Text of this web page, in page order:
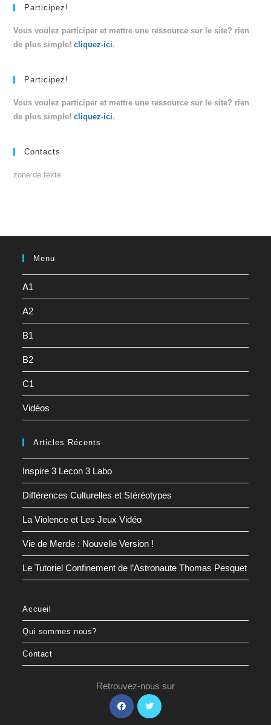
Participez!
Vous voulez participer et mettre une ressource sur le site? rien
de plus simple!cliquez-ici.
Participez!
Vous voulez participer et mettre une ressource sur le site? rien
de plus simple!cliquez-ici.
Contacts
zone de texte
Menu
A1
A2
B1
B2
C1
Vidéos
Articles Récents
Inspire 3 Lecon 3 Labo
Différences Culturelles et Stéréotypes
La Violence et Les Jeux Vidéo
Vie de Merde : Nouvelle Version !
Le Tutoriel Confinement de l’Astronaute Thomas Pesquet
Accueil
Qui sommes nous?
Contact
Retrouvez-nous sur
S’ouvre
dans
S’ouvre